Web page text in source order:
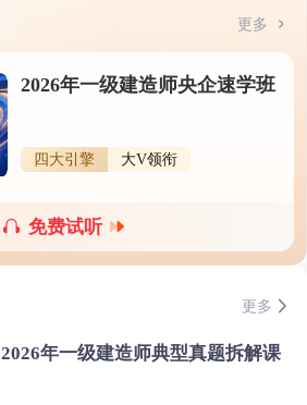
更多
2026年一级建造师央企速学班
四大引擎 大V领衔
免费试听
更多
2026年一级建造师典型真题拆解课